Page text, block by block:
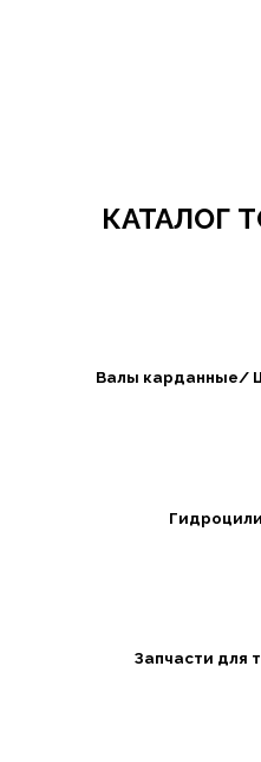
КАТАЛОГ
Валы карданные/
Запчасти для